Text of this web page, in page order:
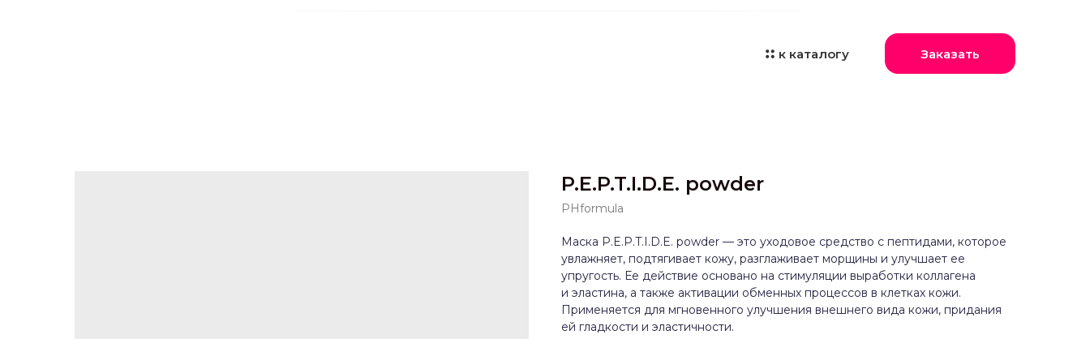
к каталогу Заказать
P.E.P.T.I.D.E. powder
PHformula
Маска P.E.P.T.I.D.E. powder — это уходовое средство с пептидами, которое
увлажняет, подтягивает кожу, разглаживает морщины и улучшает ее
упругость. Ее действие основано на стимуляции выработки коллагена
и эластина, а также активации обменных процессов в клетках кожи.
Применяется для мгновенного улучшения внешнего вида кожи, придания
ей гладкости и эластичности.